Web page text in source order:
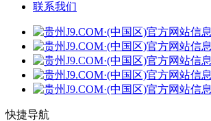
联系我们
快捷导航